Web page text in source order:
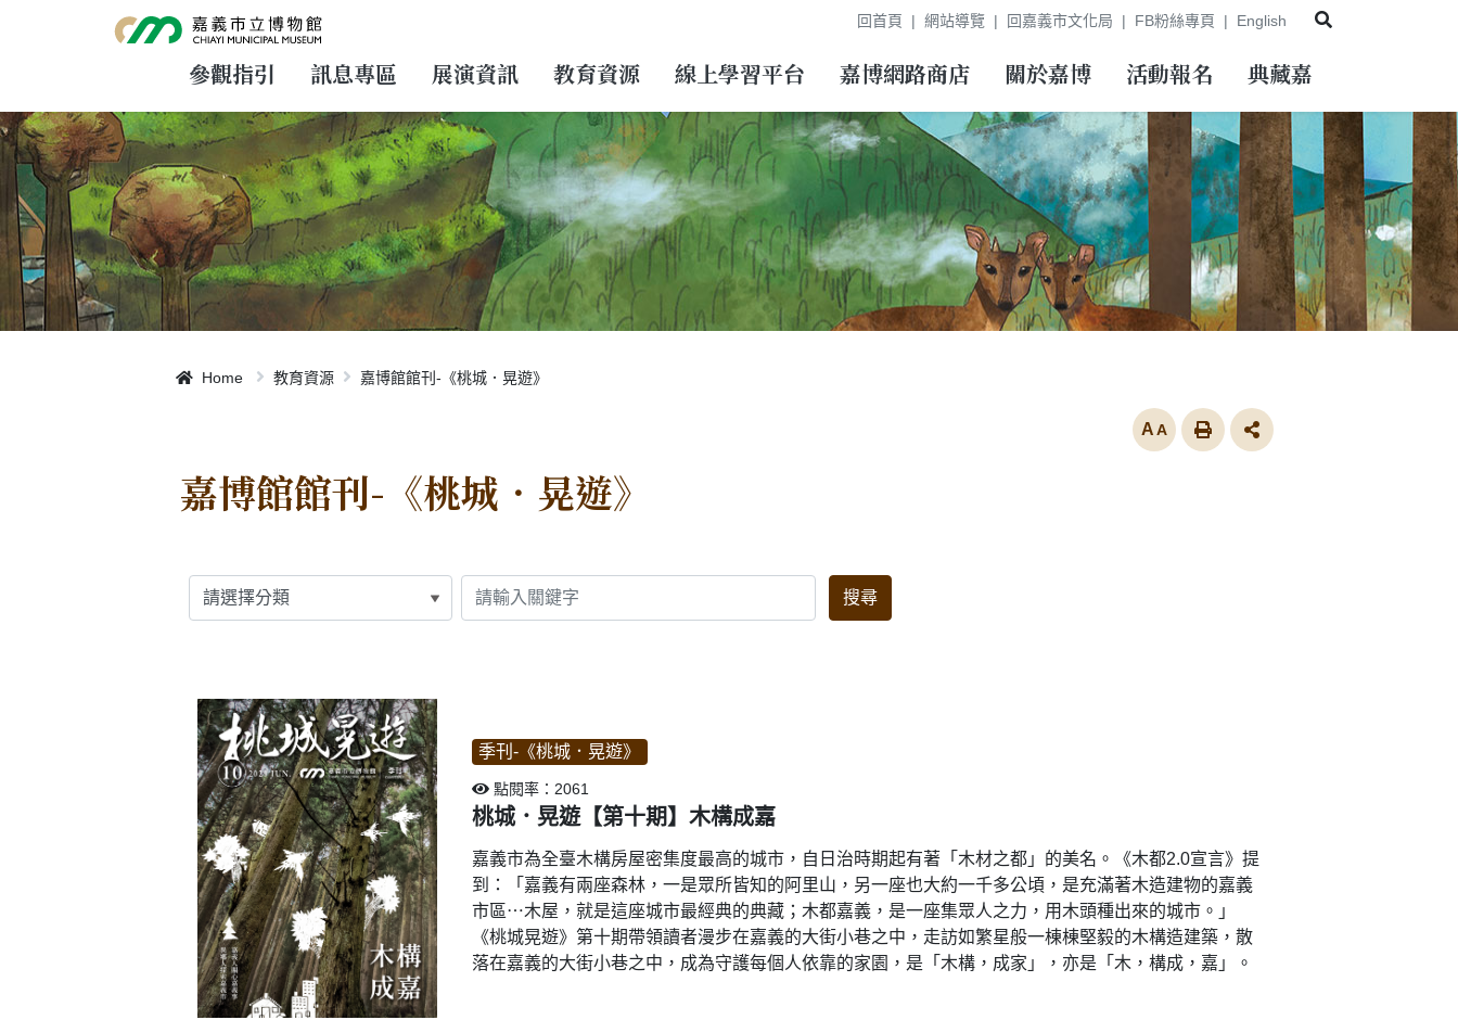
回首頁 網站導覽 回嘉義市文化局 FB粉絲專頁 English
參觀指引 訊息專區 展演資訊 教育資源 線上學習平台 嘉博網路商店 關於嘉博 活動報名 典藏嘉
Home 教育資源 嘉博館館刊-《桃城．晃遊》
放大
嘉博館館刊-《桃城．晃遊》
季刊-《桃城．晃遊》
點閱率：2061
桃城．晃遊【第十期】木構成嘉
嘉義市為全臺木構房屋密集度最高的城市，自日治時期起有著「木材之都」的美名。《木都2.0宣言》提
到：「嘉義有兩座森林，一是眾所皆知的阿里山，另一座也大約一千多公頃，是充滿著木造建物的嘉義
市區⋯木屋，就是這座城市最經典的典藏；木都嘉義，是一座集眾人之力，用木頭種出來的城市。」
《桃城晃遊》第十期帶領讀者漫步在嘉義的大街小巷之中，走訪如繁星般一棟棟堅毅的木構造建築，散
落在嘉義的大街小巷之中，成為守護每個人依靠的家園，是「木構，成家」，亦是「木，構成，嘉」。